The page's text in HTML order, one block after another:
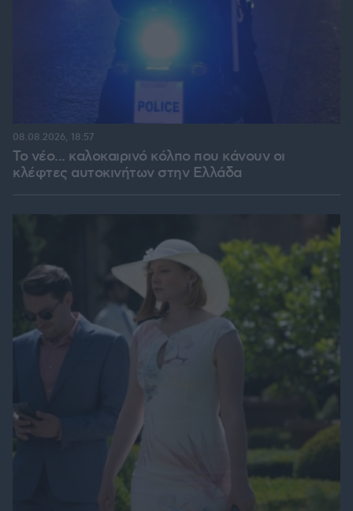
Το νέο... καλοκαιρινό κόλπο που κάνουν οι
κλέφτες αυτοκινήτων στην Ελλάδα
08.08.2026, 18:57